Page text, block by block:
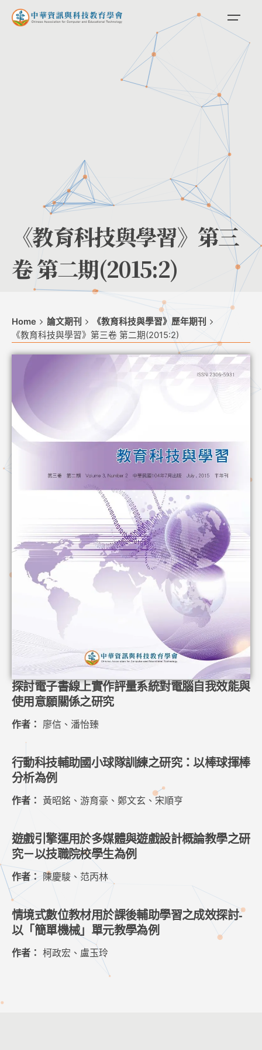
《教育科技與學習》第三
卷 第二期(2015:2)
Home 論文期刊
《教育科技與學習》歷年期刊
《教育科技與學習》第三卷 第二期(2015:2)
探討電子書線上實作評量系統對電腦自我效能與
使用意願關係之研究
作者： 廖信、潘怡臻
行動科技輔助國小球隊訓練之研究：以棒球揮棒
分析為例
作者： 黃昭銘、游育豪、鄭文玄、宋順亨
遊戲引擎運用於多媒體與遊戲設計概論教學之研
究－以技職院校學生為例
作者：陳慶駿、范丙林
情境式數位教材用於課後輔助學習之成效探討-
以「簡單機械」單元教學為例
作者： 柯政宏、盧玉玲